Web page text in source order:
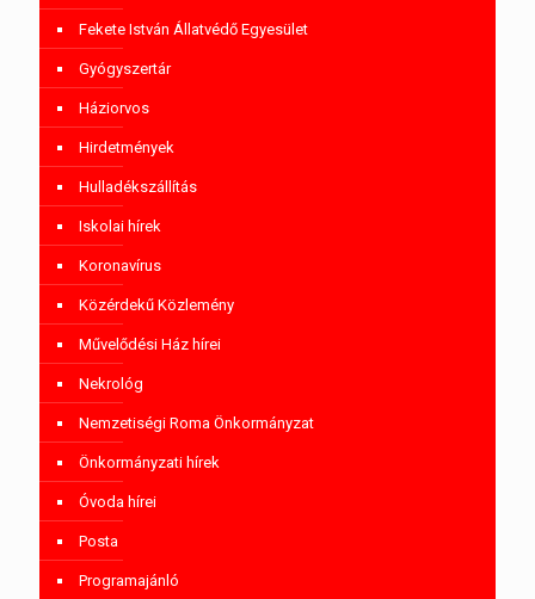
Fekete István Állatvédő Egyesület
Gyógyszertár
Háziorvos
Hirdetmények
Hulladékszállítás
Iskolai hírek
Koronavírus
Közérdekű Közlemény
Művelődési Ház hírei
Nekrológ
Nemzetiségi Roma Önkormányzat
Önkormányzati hírek
Óvoda hírei
Posta
Programajánló